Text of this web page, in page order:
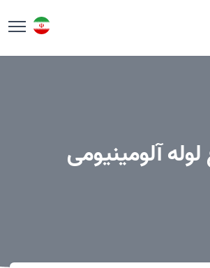
لوله آلومینیومی